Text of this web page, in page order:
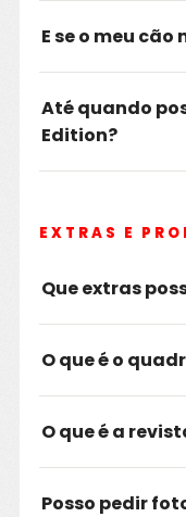
E se o meu
Até quando
Edition?
EXTRAS E
Que extras
O que é o
O que é a
Posso pedir